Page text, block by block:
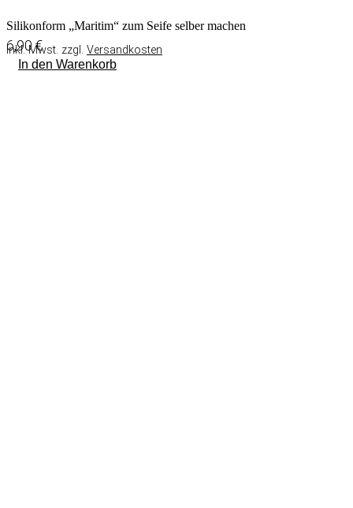
Silikonform „Maritim“ zum Seife selber machen
6,90€
inkl. Mwst. zzgl. Versandkosten
In den Warenkorb